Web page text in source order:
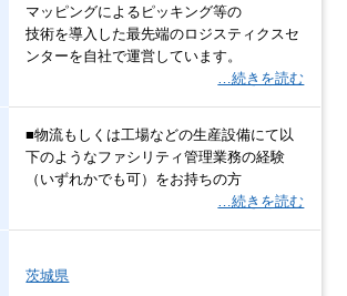
マッピングによるピッキング等の
技術を導入した最先端のロジスティクスセ
ンターを自社で運営しています。
…続きを読む
■物流もしくは工場などの生産設備にて以
下のようなファシリティ管理業務の経験
（いずれかでも可）をお持ちの方
…続きを読む
茨城県